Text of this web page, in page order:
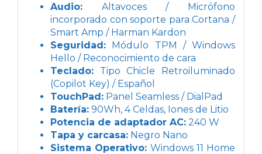
Audio: Altavoces / Micrófono
incorporado con soporte para Cortana /
Smart Amp / Harman Kardon
Seguridad: Módulo TPM / Windows
Hello / Reconocimiento de cara
Teclado: Tipo Chicle Retroiluminado
(Copilot Key) / Español
TouchPad: Panel Seamless / DialPad
Batería: 90Wh, 4 Celdas, Iones de Litio
Potencia de adaptador AC: 240 W
Tapa y carcasa: Negro Nano
Sistema Operativo: Windows 11 Home